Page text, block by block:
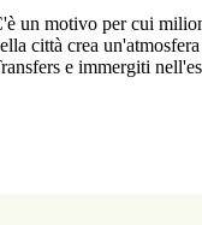
un motivo per cui
città crea
e immergiti